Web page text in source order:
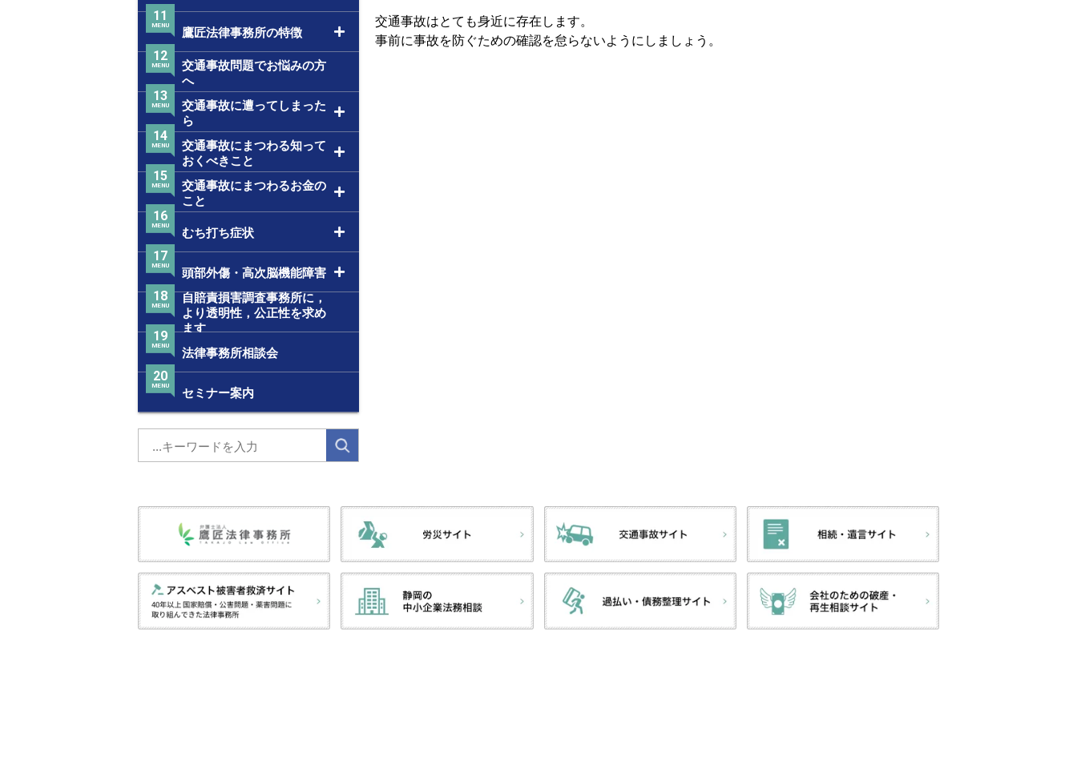
交通事故はとても身近に存在します。
事前に事故を防ぐための確認を怠らないようにしましょう。
鷹匠法律事務所の特徴
11
MENU
交通事故問題でお悩みの方
へ
12
MENU
交通事故に遭ってしまった
ら
13
MENU
交通事故にまつわる知って
おくべきこと
14
MENU
交通事故にまつわるお金の
こと
15
MENU
むち打ち症状
16
MENU
頭部外傷・高次脳機能障害
17
MENU
自賠責損害調査事務所に，
より透明性，公正性を求め
ます
18
MENU
法律事務所相談会
19
MENU
セミナー案内
20
MENU